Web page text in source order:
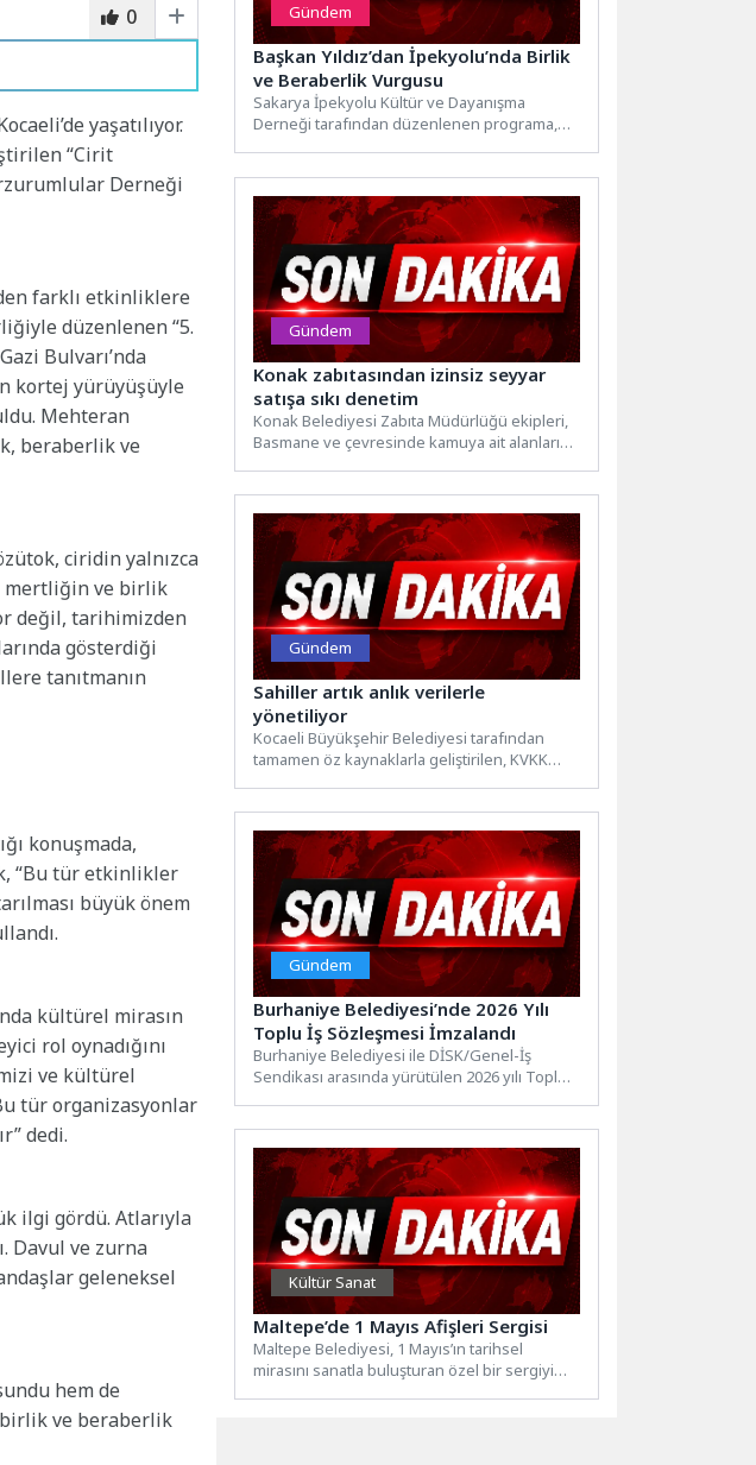
0
yaşatılıyor.
“Cirit
Derneği
farklı etkinliklere
düzenlenen “5.
Bulvarı’nda
kortej yürüyüşüyle
Mehteran
beraberlik ve
ciridin yalnızca
mertliğin ve birlik
değil, tarihimizden
gösterdiği
tanıtmanın
konuşmada,
“Bu tür etkinlikler
büyük önem
kültürel mirasın
rol oynadığını
ve kültürel
tür organizasyonlar
dedi.
ilgi gördü. Atlarıyla
Davul ve zurna
geleneksel
hem de
ve beraberlik
Gündem
Başkan Yıldız’dan İpekyolu’nda Birlik
ve Beraberlik Vurgusu
Sakarya İpekyolu Kültür ve Dayanışma
Derneği tarafından düzenlenen programa,
Gündem
Konak zabıtasından izinsiz seyyar
satışa sıkı denetim
Konak Belediyesi Zabıta Müdürlüğü ekipleri,
Basmane ve çevresinde kamuya ait alanları
Gündem
Sahiller artık anlık verilerle
yönetiliyor
Kocaeli Büyükşehir Belediyesi tarafından
tamamen öz kaynaklarla geliştirilen, KVKK
Gündem
Burhaniye Belediyesi’nde 2026 Yılı
Toplu İş Sözleşmesi İmzalandı
Burhaniye Belediyesi ile DİSK/Genel-İş
Sendikası arasında yürütülen 2026 yılı Toplu
Kültür Sanat
Maltepe’de 1 Mayıs Afişleri Sergisi
Maltepe Belediyesi, 1 Mayıs’ın tarihsel
mirasını sanatla buluşturan özel bir sergiyi